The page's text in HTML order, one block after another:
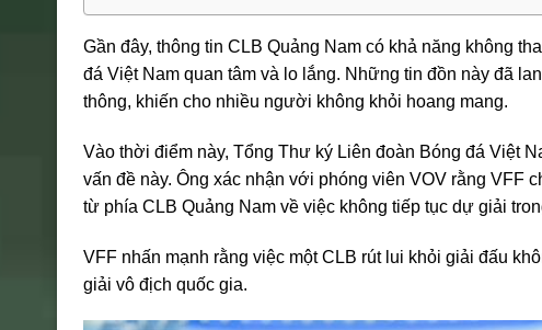
Gần đây, thông tin CLB Quảng Nam có khả năng không
đá Việt Nam quan tâm và lo lắng. Những tin đồn này đã
thông, khiến cho nhiều người không khỏi hoang mang.
Vào thời điểm này, Tổng Thư ký Liên đoàn Bóng đá Việt
vấn đề này. Ông xác nhận với phóng viên VOV rằng VFF
từ phía CLB Quảng Nam về việc không tiếp tục dự giải
VFF nhấn mạnh rằng việc một CLB rút lui khỏi giải đấu
giải vô địch quốc gia.